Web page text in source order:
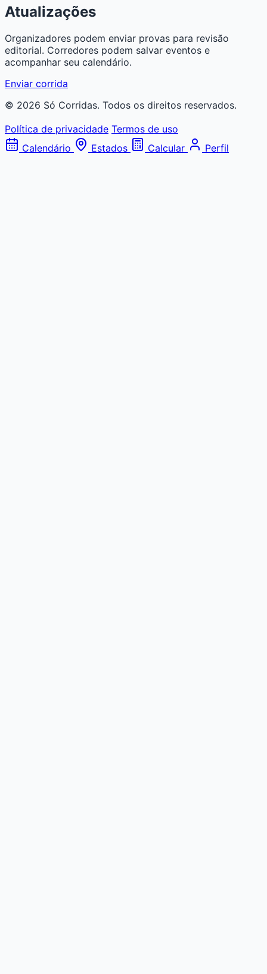
Atualizações
Organizadores podem enviar provas para revisão
editorial. Corredores podem salvar eventos e
acompanhar seu calendário.
Enviar corrida
© 2026 Só Corridas. Todos os direitos reservados.
Política de privacidade Termos de uso
Calendário
Estados Calcular Perfil